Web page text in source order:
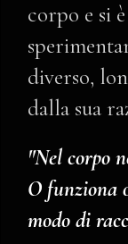
corpo e si
diverso,
dalla sua
"Nel corpo
O funziona
modo di